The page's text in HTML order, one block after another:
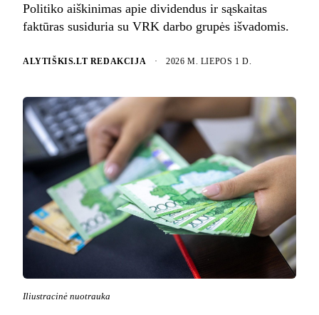
Politiko aiškinimas apie dividendus ir sąskaitas
faktūras susiduria su VRK darbo grupės išvadomis.
ALYTIŠKIS.LT REDAKCIJA · 2026 M. LIEPOS 1 D.
Iliustracinė nuotrauka